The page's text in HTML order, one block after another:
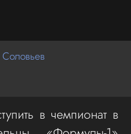
в чемпионат в